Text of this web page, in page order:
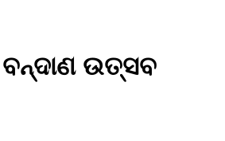
ଉତ୍ସବ